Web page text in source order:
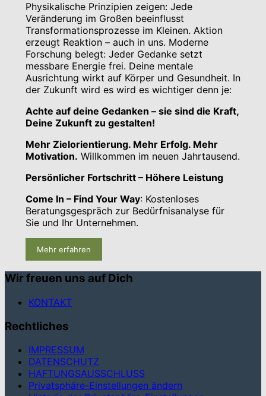
Physikalische Prinzipien zeigen: Jede
Veränderung im Großen beeinflusst
Transformationsprozesse im Kleinen. Aktion
erzeugt Reaktion – auch in uns. Moderne
Forschung belegt: Jeder Gedanke setzt
messbare Energie frei. Deine mentale
Ausrichtung wirkt auf Körper und Gesundheit. In
der Zukunft wird es wird es wichtiger denn je:
Achte auf deine Gedanken – sie sind die Kraft,
Deine Zukunft zu gestalten!
Mehr Zielorientierung. Mehr Erfolg. Mehr
Motivation. Willkommen im neuen Jahrtausend.
Persönlicher Fortschritt – Höhere Leistung
Come In – Find Your Way: Kostenloses
Beratungsgespräch zur Bedürfnisanalyse für
Sie und Ihr Unternehmen.
Mehr erfahren
Wir freuen uns auf Dich
KONTAKT
Rechtliches
IMPRESSUM
DATENSCHUTZ
HAFTUNGSAUSSCHLUSS
Privatsphäre-Einstellungen ändern